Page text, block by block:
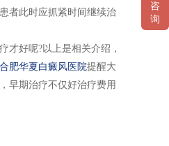
者此时应抓紧时间继续治
好呢?以上是相关介绍，
合肥华夏白癜风医院提醒大
早期治疗不仅好治疗费用
咨
询